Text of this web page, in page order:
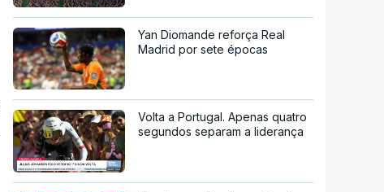
Yan Diomande reforça Real
Madrid por sete épocas
Volta a Portugal. Apenas quatro
segundos separam a liderança